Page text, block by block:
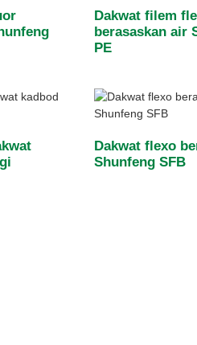
Dakwat filem
berasaskan air
PE
Dakwat flexo
Shunfeng SFB